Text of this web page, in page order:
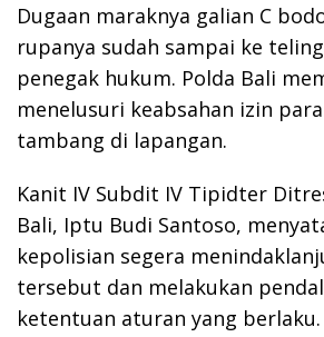
Dugaan maraknya galian C
rupanya sudah sampai ke
penegak hukum. Polda Bali
menelusuri keabsahan izin
tambang di lapangan.
Kanit IV Subdit IV Tipidter
Bali, Iptu Budi Santoso,
kepolisian segera
tersebut dan melakukan
ketentuan aturan yang berlaku.